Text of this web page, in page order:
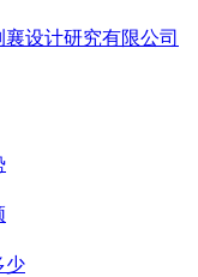
设计研究有限公司
少